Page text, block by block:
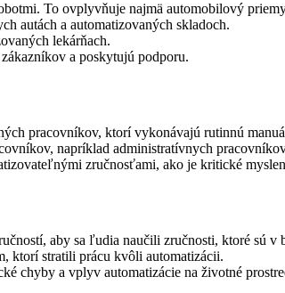
To ovplyvňuje najmä automobilový
autách a automatizovaných skladoch.
lekárňach.
a poskytujú podporu.
pracovníkov, ktorí vykonávajú rutinnú
napríklad administratívnych
zručnosťami, ako je kritické
aby sa ľudia naučili zručnosti, ktoré sú v
ktorí stratili prácu kvôli automatizácii.
chyby a vplyv automatizácie na životné